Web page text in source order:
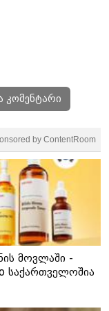
კომენტარი
by ContentRoom
მოვლაში -
საქართველოშია